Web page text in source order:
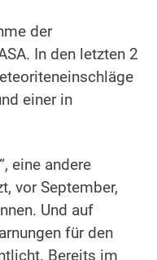
der
In den letzten 2
einer in
eine andere
vor September,
Und auf
für den
Bereits im